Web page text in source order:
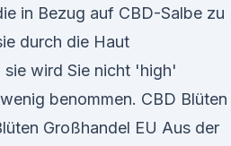
in Bezug auf CBD-Salbe zu
durch die Haut
wird Sie nicht 'high'
benommen. CBD Blüten
Großhandel EU Aus der